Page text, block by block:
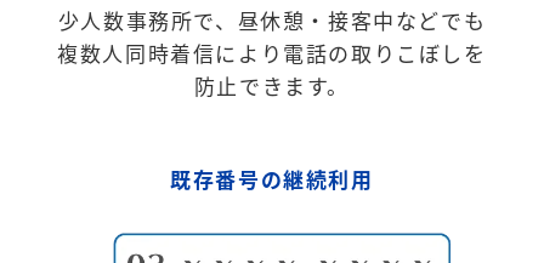
少人数事務所で、昼休憩・接客中などでも
複数人同時着信により電話の取りこぼしを
防止できます。
既存番号の継続利用